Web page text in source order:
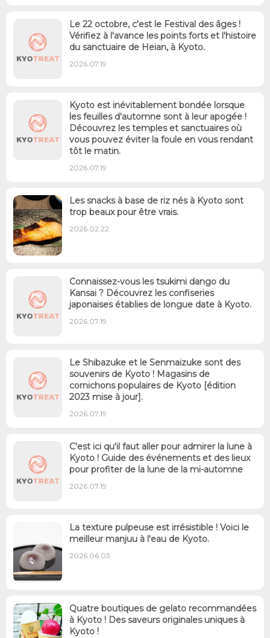
Le 22 octobre, c'est le Festival des âges !
Vérifiez à l'avance les points forts et l'histoire
du sanctuaire de Heian, à Kyoto.
2026.07.19
Kyoto est inévitablement bondée lorsque
les feuilles d'automne sont à leur apogée !
Découvrez les temples et sanctuaires où
vous pouvez éviter la foule en vous rendant
tôt le matin.
2026.07.19
Les snacks à base de riz nés à Kyoto sont
trop beaux pour être vrais.
2026.02.22
Connaissez-vous les tsukimi dango du
Kansai ? Découvrez les confiseries
japonaises établies de longue date à Kyoto.
2026.07.19
Le Shibazuke et le Senmaizuke sont des
souvenirs de Kyoto ! Magasins de
cornichons populaires de Kyoto [édition
2023 mise à jour].
2026.07.19
C'est ici qu'il faut aller pour admirer la lune à
Kyoto ! Guide des événements et des lieux
pour profiter de la lune de la mi-automne
2026.07.19
La texture pulpeuse est irrésistible ! Voici le
meilleur manjuu à l'eau de Kyoto.
2026.06.03
Quatre boutiques de gelato recommandées
à Kyoto ! Des saveurs originales uniques à
Kyoto !